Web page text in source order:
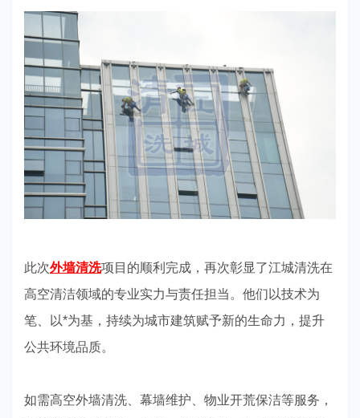
此次外墙清洗项目的顺利完成，再次彰显了江城清洗在
高空清洁领域的专业实力与责任担当。他们以技术为
笔、以*为基，持续为城市建筑赋予新的生命力，提升
公共环境品质。
如需高空外墙清洗、幕墙维护、物业开荒保洁等服务，